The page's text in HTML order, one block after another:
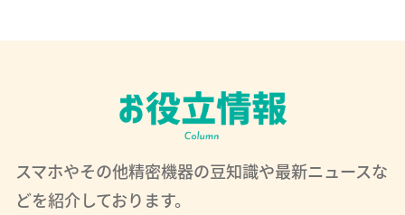
スマホやその他精密機器の豆知識や最新ニュースな
どを紹介しております。